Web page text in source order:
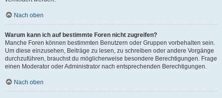
Nach oben
Warum kann ich auf bestimmte Foren nicht zugreifen?
Manche Foren können bestimmten Benutzern oder Gruppen vorbehalten sein.
Um diese einzusehen, Beiträge zu lesen, zu schreiben oder andere Vorgänge
durchzuführen, brauchst du möglicherweise besondere Berechtigungen. Frage
einen Moderator oder Administrator nach entsprechenden Berechtigungen.
Nach oben